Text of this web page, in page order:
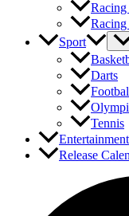
Racing
Racing
Sport
Darts
Tennis
Entertainment
Release